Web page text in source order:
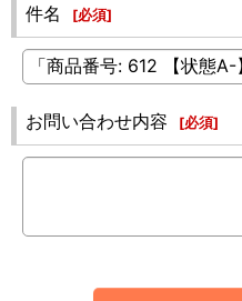
件名 [必須]
お問い合わせ内容 [必須]